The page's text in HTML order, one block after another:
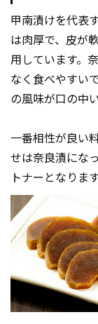
甲南漬けを代表
は肉厚で、皮が
用しています。
なく食べやすい
の風味が口の中
一番相性が良い
せは奈良漬にな
トナーとなります